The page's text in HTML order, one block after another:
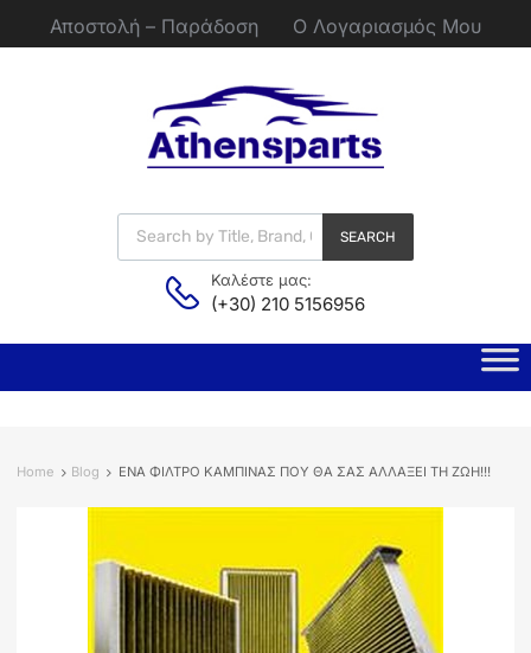
Αποστολή – Παράδοση Ο Λογαριασμός Μου
SEARCH
Καλέστε μας:
(+30) 210 5156956
Home Blog ΕΝΑ ΦΙΛΤΡΟ ΚΑΜΠΙΝΑΣ ΠΟΥ ΘΑ ΣΑΣ ΑΛΛΑΞΕΙ ΤΗ ΖΩΗ!!!